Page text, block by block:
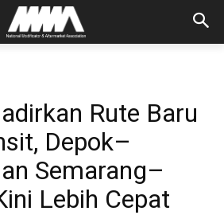
Rute Baru
Depok–
Semarang–
Lebih Cepat